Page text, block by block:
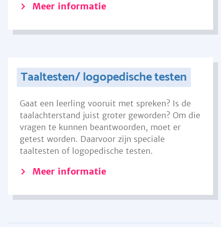
Meer informatie
Taaltesten/ logopedische testen
Gaat een leerling vooruit met spreken? Is de
taalachterstand juist groter geworden? Om die
vragen te kunnen beantwoorden, moet er
getest worden. Daarvoor zijn speciale
taaltesten of logopedische testen.
Meer informatie